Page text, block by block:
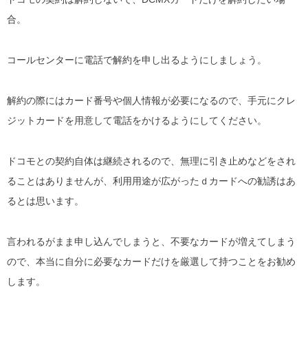
合。
コールセンターに電話で解約を申し出るようにしましょう。
解約の際にはカード番号や個人情報が必要になるので、手元にクレ
ジットカードを用意して電話をかけるようにしてください。
ドコモとの契約自体は継続されるので、無理に引き止めなどをされ
ることはありませんが、利用用途が広がったｄカードへの勧誘はあ
るとは思います。
言われるがまま申し込んでしまうと、不要なカードが増えてしまう
ので、本当に自分に必要なカードだけを厳選して持つことをお勧め
します。